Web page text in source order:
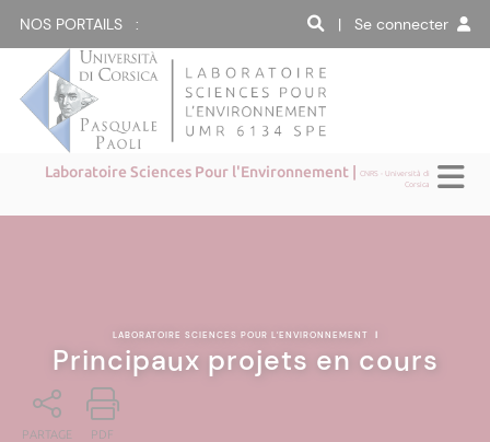
NOS PORTAILS : | Se connecter
Laboratoire Sciences Pour l'Environnement |CNRS - Università di
Corsica
LABORATOIRE SCIENCES POUR L'ENVIRONNEMENT |
Principaux projets en cours
PARTAGE PDF